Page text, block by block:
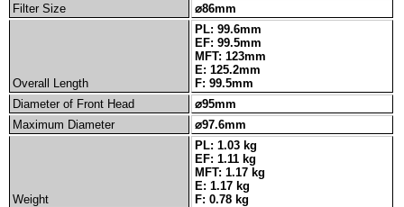
Filter Size
⌀86mm
Overall Length
PL: 99.6mm
EF: 99.5mm
MFT: 123mm
E: 125.2mm
F: 99.5mm
Diameter of Front Head
⌀95mm
Maximum Diameter
⌀97.6mm
Weight
PL: 1.03 kg
EF: 1.11 kg
MFT: 1.17 kg
E: 1.17 kg
F: 0.78 kg